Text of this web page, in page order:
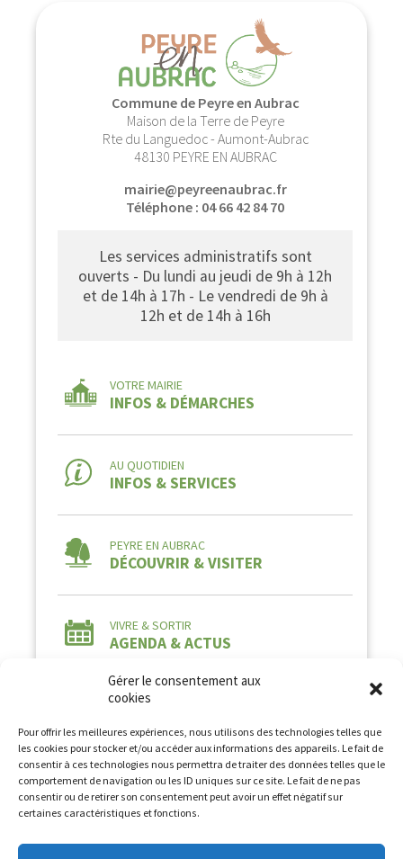
Gérer le consentement aux
cookies
Pour offrir les meilleures expériences, nous utilisons des technologies telles que
les cookies pour stocker et/ou accéder aux informations des appareils. Le fait de
consentir à ces technologies nous permettra de traiter des données telles que le
comportement de navigation ou les ID uniques sur ce site. Le fait de ne pas
consentir ou de retirer son consentement peut avoir un effet négatif sur
certaines caractéristiques et fonctions.
Les services administratifs sont
ouverts - Du lundi au jeudi de 9h à 12h
et de 14h à 17h - Le vendredi de 9h à
12h et de 14h à 16h
Commune de Peyre en Aubrac
Maison de la Terre de Peyre
Rte du Languedoc - Aumont-Aubrac
48130 PEYRE EN AUBRAC
mairie@peyreenaubrac.fr
Téléphone : 04 66 42 84 70
VOTRE MAIRIE
INFOS & DÉMARCHES
AU QUOTIDIEN
INFOS & SERVICES
PEYRE EN AUBRAC
DÉCOUVRIR & VISITER
VIVRE & SORTIR
AGENDA & ACTUS
Tous droits réservés à la Commune de Peyre en
Aubrac2026 -Mentions légales-Politique de
confidentialité